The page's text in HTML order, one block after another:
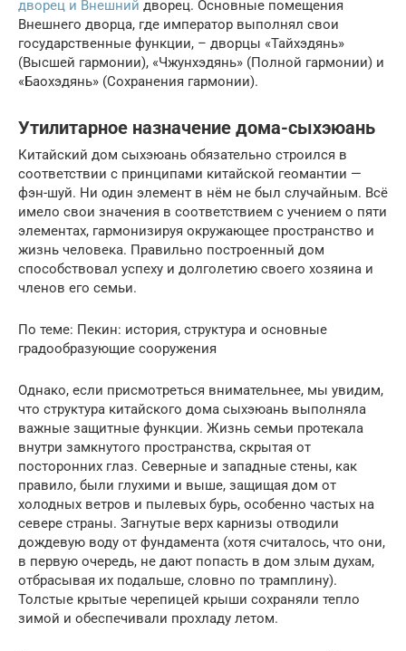
дворец и Внешний дворец. Основные помещения
Внешнего дворца, где император выполнял свои
государственные функции, – дворцы «Тайхэдянь»
(Высшей гармонии), «Чжунхэдянь» (Полной гармонии) и
«Баохэдянь» (Сохранения гармонии).
Утилитарное назначение дома-сыхэюань
Китайский дом сыхэюань обязательно строился в
соответствии с принципами китайской геомантии —
фэн-шуй. Ни один элемент в нём не был случайным. Всё
имело свои значения в соответствием с учением о пяти
элементах, гармонизируя окружающее пространство и
жизнь человека. Правильно построенный дом
способствовал успеху и долголетию своего хозяина и
членов его семьи.
По теме: Пекин: история, структура и основные
градообразующие сооружения
Однако, если присмотреться внимательнее, мы увидим,
что структура китайского дома сыхэюань выполняла
важные защитные функции. Жизнь семьи протекала
внутри замкнутого пространства, скрытая от
посторонних глаз. Северные и западные стены, как
правило, были глухими и выше, защищая дом от
холодных ветров и пылевых бурь, особенно частых на
севере страны. Загнутые верх карнизы отводили
дождевую воду от фундамента (хотя считалось, что они,
в первую очередь, не дают попасть в дом злым духам,
отбрасывая их подальше, словно по трамплину).
Толстые крытые черепицей крыши сохраняли тепло
зимой и обеспечивали прохладу летом.